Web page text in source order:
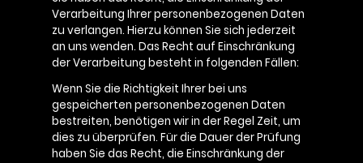
Verarbeitung Ihrer personenbezogenen Daten
zu verlangen. Hierzu können Sie sich jederzeit
an uns wenden. Das Recht auf Einschränkung
der Verarbeitung besteht in folgenden Fällen:
Wenn Sie die Richtigkeit Ihrer bei uns
gespeicherten personenbezogenen Daten
bestreiten, benötigen wir in der Regel Zeit, um
dies zu überprüfen. Für die Dauer der Prüfung
haben Sie das Recht, die Einschränkung der